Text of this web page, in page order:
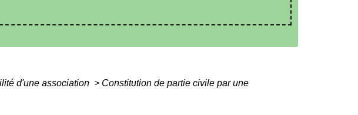
d'une association > Constitution de partie civile par une